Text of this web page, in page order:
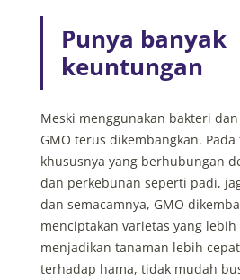
Punya banyak
keuntungan
Meski menggunakan bakteri
GMO terus dikembangkan.
khususnya yang berhubungan
dan perkebunan seperti padi,
dan semacamnya, GMO
menciptakan varietas yang
menjadikan tanaman lebih
terhadap hama, tidak mudah